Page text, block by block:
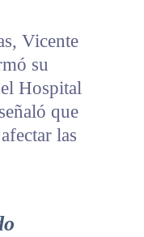
Vicente
su
Hospital
que
las